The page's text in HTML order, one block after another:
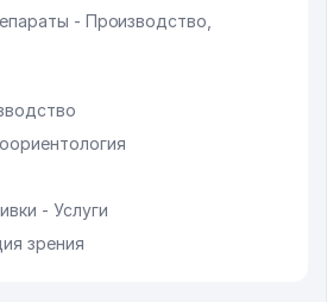
- Производство,
- Услуги
зрения